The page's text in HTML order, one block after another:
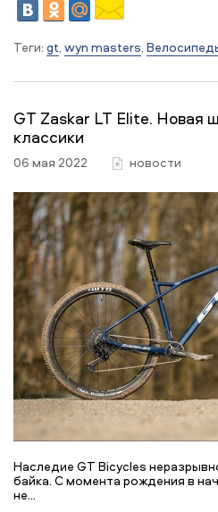
Теги: gt, wyn masters,
GT Zaskar LT Elite. Новая
классики
06 мая 2022 новости
Наследие GT Bicycles
байка. С момента рождения в
не...